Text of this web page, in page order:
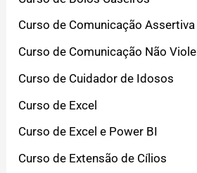
Curso de Comunicação Assertiva
Curso de Comunicação Não
Curso de Cuidador de Idosos
Curso de Excel
Curso de Excel e Power BI
Curso de Extensão de Cílios